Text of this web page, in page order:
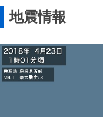
地震情報